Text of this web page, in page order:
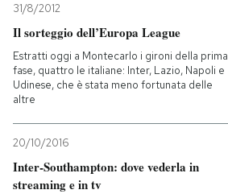
31/8/2012
Il sorteggio dell’Europa League
Estratti oggi a Montecarlo i gironi della prima
fase, quattro le italiane: Inter, Lazio, Napoli e
Udinese, che è stata meno fortunata delle
altre
20/10/2016
Inter-Southampton: dove vederla in
streaming e in tv